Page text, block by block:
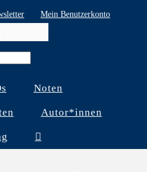
Mein Benutzerkonto
Noten
Autor*innen